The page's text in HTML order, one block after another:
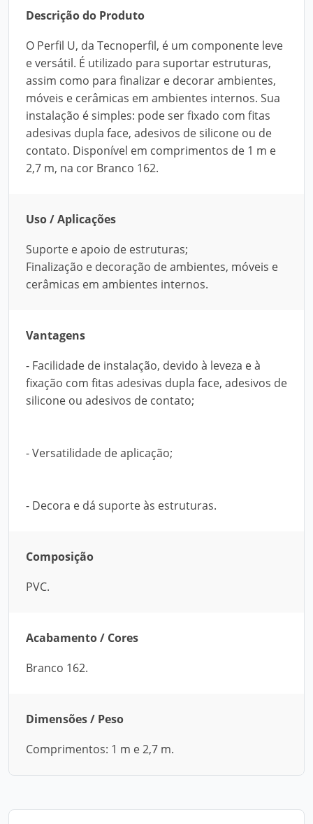
Descrição do Produto
O Perfil U, da Tecnoperfil, é um componente leve
e versátil. É utilizado para suportar estruturas,
assim como para finalizar e decorar ambientes,
móveis e cerâmicas em ambientes internos. Sua
instalação é simples: pode ser fixado com fitas
adesivas dupla face, adesivos de silicone ou de
contato. Disponível em comprimentos de 1 m e
2,7 m, na cor Branco 162.
Uso / Aplicações
Suporte e apoio de estruturas;
Finalização e decoração de ambientes, móveis e
cerâmicas em ambientes internos.
Vantagens
- Facilidade de instalação, devido à leveza e à
fixação com fitas adesivas dupla face, adesivos de
silicone ou adesivos de contato;
- Versatilidade de aplicação;
- Decora e dá suporte às estruturas.
Composição
PVC.
Acabamento / Cores
Branco 162.
Dimensões / Peso
Comprimentos: 1 m e 2,7 m.